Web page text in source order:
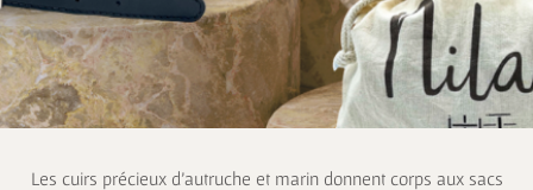
Les cuirs précieux d’autruche et marin donnent corps aux sacs